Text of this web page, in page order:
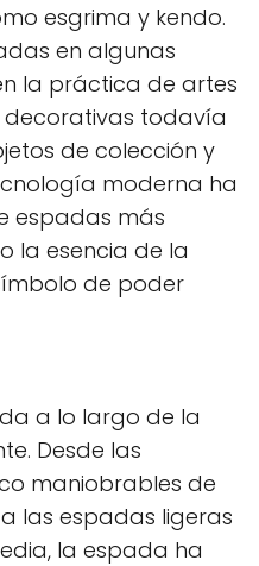
esgrima y kendo.
en algunas
la práctica de artes
decorativas todavía
de colección y
moderna ha
espadas más
la esencia de la
de poder
a lo largo de la
Desde las
maniobrables de
las espadas ligeras
la espada ha